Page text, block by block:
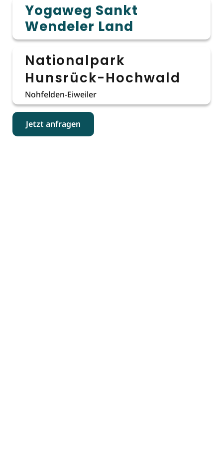
Yogaweg Sankt
Wendeler Land
Nationalpark
Hunsrück-Hochwald
Nohfelden-Eiweiler
Jetzt anfragen